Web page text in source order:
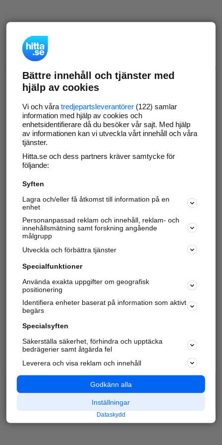
Bättre innehåll och tjänster med
hjälp av cookies
Vi och våra tredjepartsleverantörer(122) samlar
information med hjälp av cookies och
enhetsidentifierare då du besöker vår sajt. Med hjälp
av informationen kan vi utveckla vårt innehåll och våra
tjänster.
Hitta.se och dess partners kräver samtycke för
följande:
Syften
Lagra och/eller få åtkomst till information på en
enhet
Personanpassad reklam och innehåll, reklam- och
innehållsmätning samt forskning angående
målgrupp
Utveckla och förbättra tjänster
Specialfunktioner
Använda exakta uppgifter om geografisk
positionering
Identifiera enheter baserat på information som aktivt
begärs
Specialsyften
Säkerställa säkerhet, förhindra och upptäcka
bedrägerier samt åtgärda fel
Leverera och visa reklam och innehåll
Godkänn alla
Inställningar
Dataskydd